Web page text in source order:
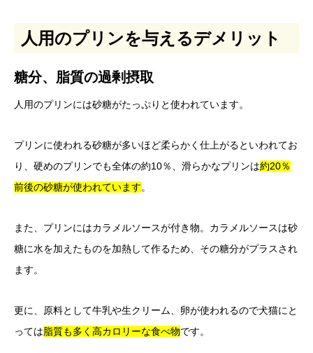
人用のプリンを与えるデメリット
糖分、脂質の過剰摂取
人用のプリンには砂糖がたっぷりと使われています。
プリンに使われる砂糖が多いほど柔らかく仕上がるといわれてお
り、硬めのプリンでも全体の約10％、滑らかなプリンは約20％
前後の砂糖が使われています。
また、プリンにはカラメルソースが付き物。カラメルソースは砂
糖に水を加えたものを加熱して作るため、その糖分がプラスされ
ます。
更に、原料として牛乳や生クリーム、卵が使われるので犬猫にと
っては脂質も多く高カロリーな食べ物です。